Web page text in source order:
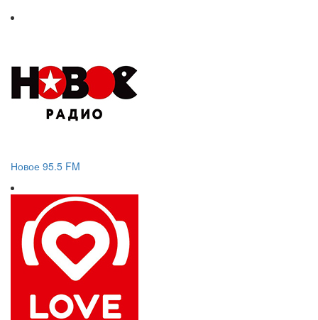
Новое 95.5 FM